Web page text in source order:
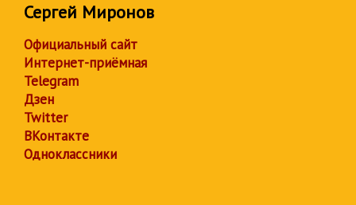
Сергей Миронов
Официальный сайт
Интернет-приёмная
Telegram
Дзен
Twitter
ВКонтакте
Одноклассники